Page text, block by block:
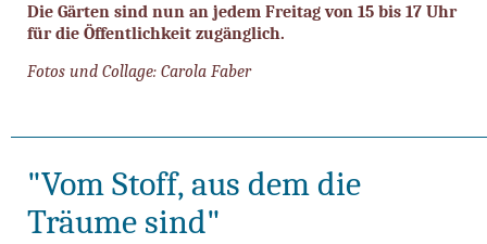
Die Gärten sind nun an jedem Freitag von 15 bis 17 Uhr
für die Öffentlichkeit zugänglich.
Fotos und Collage: Carola Faber
"Vom Stoff, aus dem die
Träume sind"